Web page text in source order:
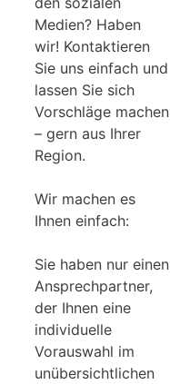
Medien? Haben
wir! Kontaktieren
Sie uns einfach und
lassen Sie sich
Vorschläge machen
– gern aus Ihrer
Region.
Wir machen es
Ihnen einfach:
Sie haben nur einen
Ansprechpartner,
der Ihnen eine
individuelle
Vorauswahl im
unübersichtlichen